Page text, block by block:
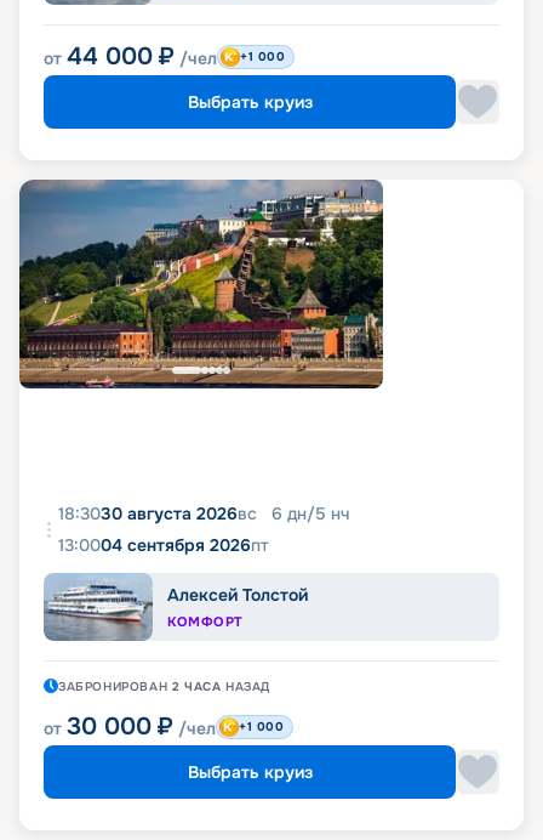
от 44 000 ₽ /чел +1 000
Выбрать круиз
18:3030 августа 2026вс 6 дн/5 нч
13:0004 сентября 2026пт
Алексей Толстой
КОМФОРТ
ЗАБРОНИРОВАН 2 ЧАСА НАЗАД
от 30 000 ₽ /чел +1 000
Выбрать круиз